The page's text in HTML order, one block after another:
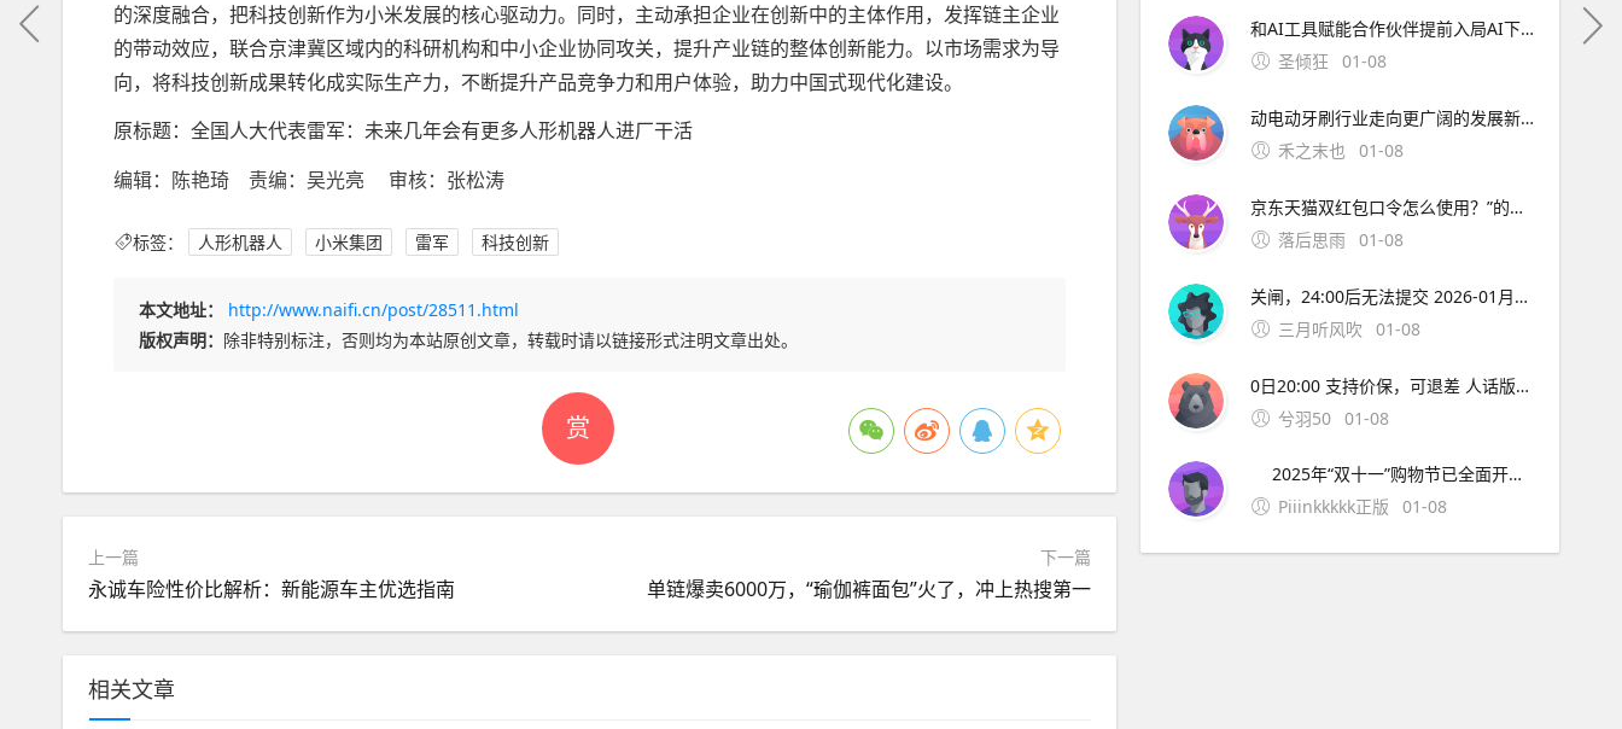
的深度融合，把科技创新作为小米发展的核心驱动力。同时，主动承担企业在创新中的主体作用，发挥链主企业
的带动效应，联合京津冀区域内的科研机构和中小企业协同攻关，提升产业链的整体创新能力。以市场需求为导
向，将科技创新成果转化成实际生产力，不断提升产品竞争力和用户体验，助力中国式现代化建设。
原标题：全国人大代表雷军：未来几年会有更多人形机器人进厂干活
编辑：陈艳琦 责编：吴光亮 审核：张松涛
标签： 人形机器人 小米集团 雷军 科技创新
赏
本文地址：
http://www.naifi.cn/post/28511.html
版权声明： 除非特别标注，否则均为本站原创文章，转载时请以链接形式注明文章出处。
上一篇
永诚车险性价比解析：新能源车主优选指南
下一篇
单链爆卖6000万，“瑜伽裤面包”火了，冲上热搜第一
相关文章
和AI工具赋能合作伙伴提前入局AI下半场。 AI分论坛：荣耀携手合作伙伴共建AI开放生态 随着全球首个具备自进化能力的AI智能体操作系统荣耀MagicOS 10发布， A
圣倾狂
01-08
动电动牙刷行业走向更广阔的发展新阶段。 技术的革命没有终点，每一次突破都让日常护理更高效、更舒适。锐舞电动牙刷通过气泡技术开创的护理新范式，正在重新定义人们对于口腔清洁的认知边界。 申请创业报道，分享创业好点子。，共同探讨创业新机遇！
禾之末也
01-08
京东天猫双红包口令怎么使用？”的全部内容了，如果你有什么不同的看法，快在评论区说出来吧。
落后思雨 01-08
关闸，24:00后无法提交 2026-01月10日：汽车补贴材料截止 记住：越早越全，越晚越没！12月网络拥堵、快递停运，别把自己拖到最后一天哭！ 七、彩蛋：评论区真实反馈，看完直接抄作业 @台州网友：报废了15年老凯越，换比亚迪海豹，2万补贴+4S店优惠2万
三月听风吹 01-08
0日20:00 支持价保，可退差 人话版： 急用？10月31日第一波开门红就冲，早买早发货。 不急？11月10日终极狂欢叠加红包雨+国补+满减，价格直接打骨折！ 二、2025年双十一超长战线表（建议截图） 阶段京东时间淘宝/天猫时间关键词 抢先购 10月9日-30日 10月15日-20
兮羽50 01-08
2025年“双十一”购物节已全面开启，京东与淘宝/天猫分别于10月9日和10月15日启动，活动将持续至11月14日，打造史上最长促销周期。今年双十一主打“超长周期+简化玩法+多重补贴”，不仅优惠时间更长，红包、满减、政府补贴等福利也层层叠加，堪称“史上最强
Piiinkkkkk正版
01-08